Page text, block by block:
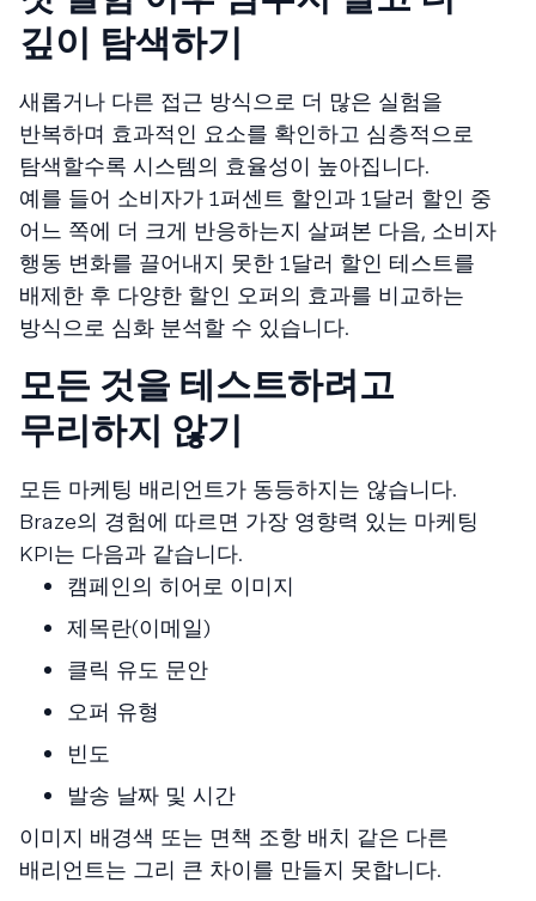
깊이 탐색하기
새롭거나 다른 접근 방식으로 더 많은 실험을
반복하며 효과적인 요소를 확인하고 심층적으로
탐색할수록 시스템의 효율성이 높아집니다.
예를 들어 소비자가 1퍼센트 할인과 1달러 할인 중
어느 쪽에 더 크게 반응하는지 살펴본 다음, 소비자
행동 변화를 끌어내지 못한 1달러 할인 테스트를
배제한 후 다양한 할인 오퍼의 효과를 비교하는
방식으로 심화 분석할 수 있습니다.
모든 것을 테스트하려고
무리하지 않기
모든 마케팅 배리언트가 동등하지는 않습니다.
Braze의 경험에 따르면 가장 영향력 있는 마케팅
KPI는 다음과 같습니다.
캠페인의 히어로 이미지
제목란(이메일)
클릭 유도 문안
오퍼 유형
빈도
발송 날짜 및 시간
이미지 배경색 또는 면책 조항 배치 같은 다른
배리언트는 그리 큰 차이를 만들지 못합니다.